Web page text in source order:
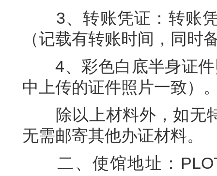
3、转账凭证：转账凭
（记载有转账时间，同时
4、彩色白底半身证件
中上传的证件照片一致）
除以上材料外，如无特
无需邮寄其他办证材料。
二、使馆地址：PLOT